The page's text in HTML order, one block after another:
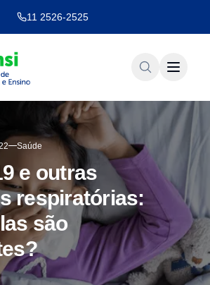
11 2526-2525
Saúde
e outras
respiratórias:
são